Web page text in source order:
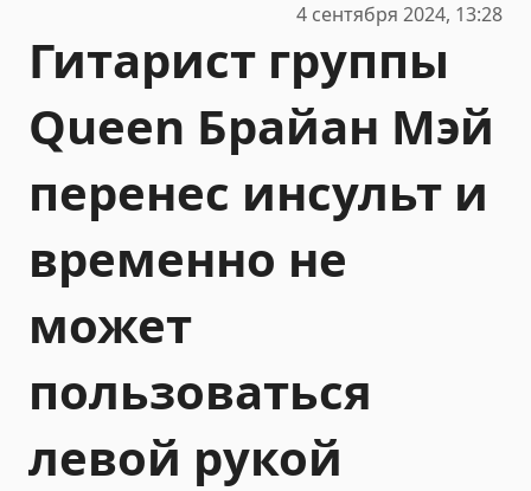
4 сентября 2024, 13:28
Гитарист группы
Queen Брайан Мэй
перенес инсульт и
временно не
может
пользоваться
левой рукой